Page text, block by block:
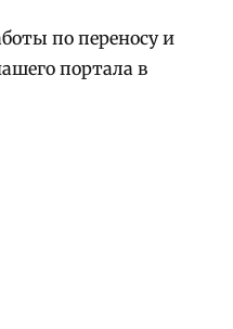
по переносу и
портала в